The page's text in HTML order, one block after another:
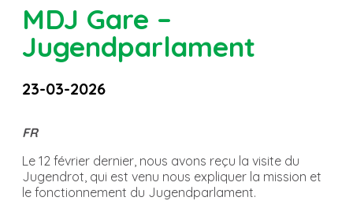
MDJ Gare –
Jugendparlament
23-03-2026
FR
Le 12 février dernier, nous avons reçu la visite du
Jugendrot, qui est venu nous expliquer la mission et
le fonctionnement du Jugendparlament.